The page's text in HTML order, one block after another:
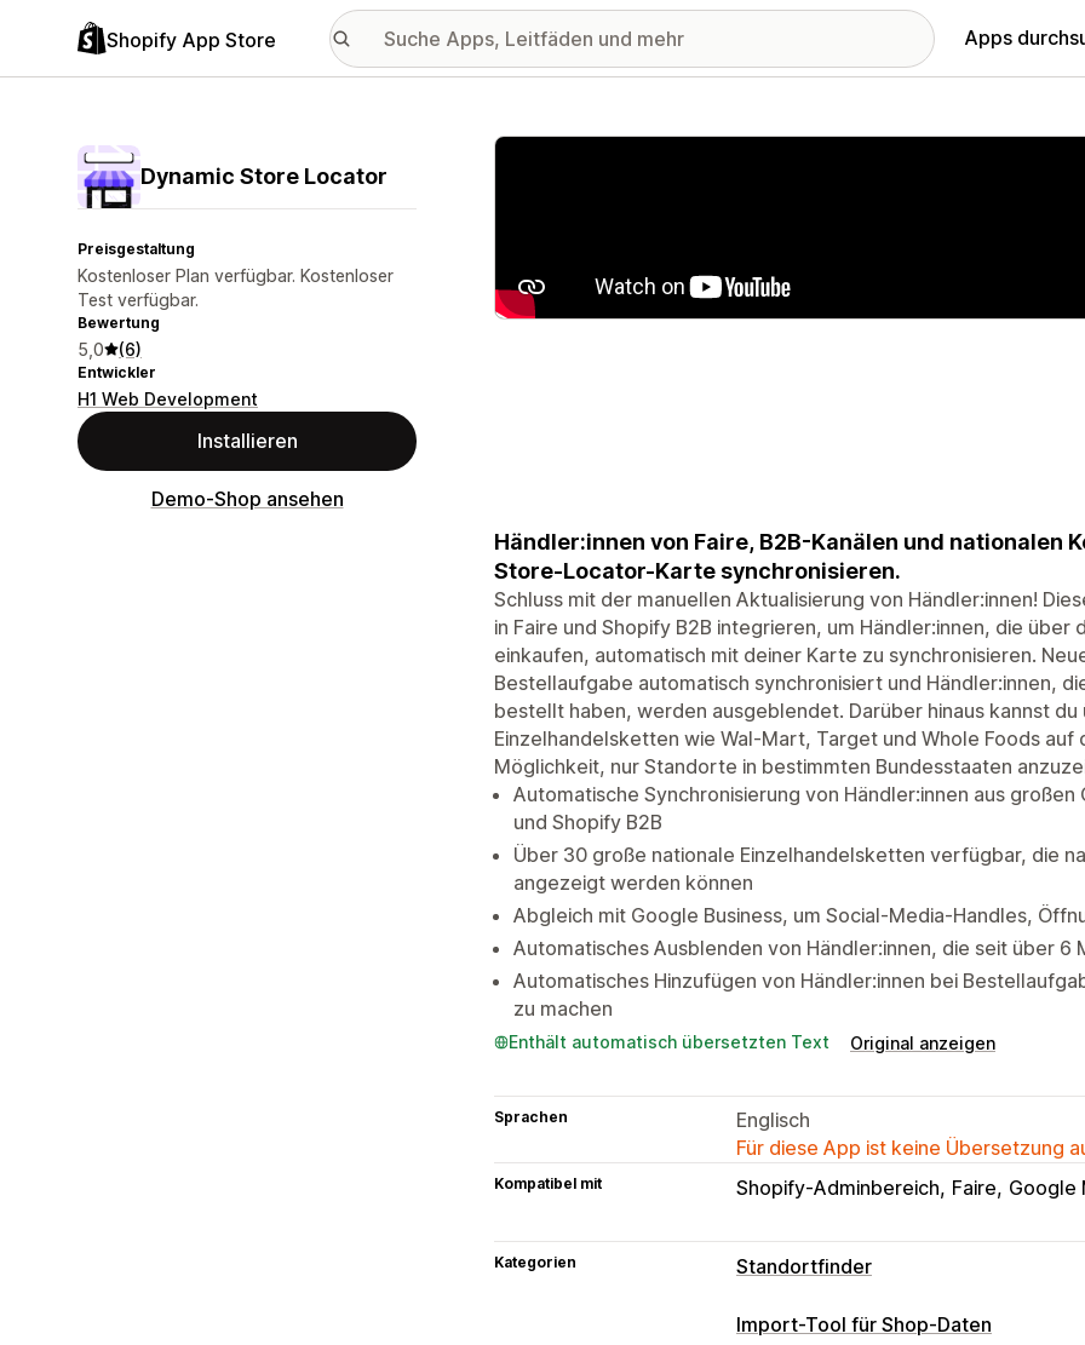
Shopify App Store Apps
Dynamic Store Locator
Preisgestaltung
Kostenloser Plan verfügbar. Kostenloser
Test verfügbar.
Bewertung
5,0 (6)
Entwickler
H1 Web Development
Installieren
Demo-Shop ansehen
Vorgestellte Bildergalerie
Händler:innen von Faire, B2B-Kanälen und nationalen
Store-Locator-Karte synchronisieren.
Schluss mit der manuellen Aktualisierung von Händler:innen!
in Faire und Shopify B2B integrieren, um Händler:innen, die über
einkaufen, automatisch mit deiner Karte zu synchronisieren.
Bestellaufgabe automatisch synchronisiert und Händler:innen,
bestellt haben, werden ausgeblendet. Darüber hinaus kannst
Einzelhandelsketten wie Wal-Mart, Target und Whole Foods
Möglichkeit, nur Standorte in bestimmten Bundesstaaten
Automatische Synchronisierung von Händler:innen aus
und Shopify B2B
Über 30 große nationale Einzelhandelsketten verfügbar, die
angezeigt werden können
Abgleich mit Google Business, um Social-Media-Handles,
Automatisches Ausblenden von Händler:innen, die seit über
Automatisches Hinzufügen von Händler:innen bei
zu machen
Enthält automatisch übersetzten Text Original anzeigen
Sprachen
Englisch
Für diese App ist keine Übersetzung
Kompatibel mit Shopify-Adminbereich Faire Google
Kategorien Standortfinder
Anzeigeoptionen
Import-Tool für Shop-Daten